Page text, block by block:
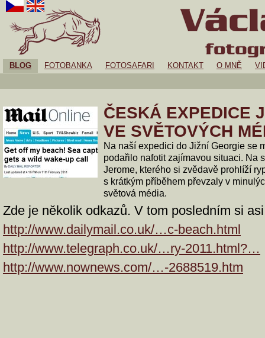
BLOG FOTOBANKA FOTOSAFARI KONTAKT O MNĚ
ČESKÁ EXPEDICE
VE SVĚTOVÝCH
Na naší expedici do Jižní Georgie se
podařilo nafotit zajímavou situaci. Na
Jerome, kterého si zvědavě prohlíží
s krátkým příběhem převzaly v
světová média.
Zde je několik odkazů. V tom posledním si
http://www.dailymail.co.uk/…c-beach.html
http://www.telegraph.co.uk/…ry-2011.html?…
http://www.nownews.com/…-2688519.htm